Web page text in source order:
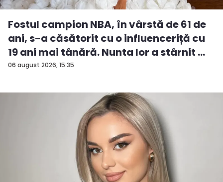
06 august 2026, 15:35
Fostul campion NBA, în vârstă de 61 de
ani, s-a căsătorit cu o influenceriță cu
19 ani mai tânără. Nunta lor a stârnit ...